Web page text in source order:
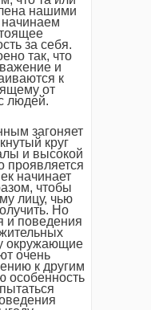
нашими
за себя.
так, что
и
к
от
людей.
загоняет
круг
и высокой
проявляется
начинает
чтобы
лицу, чью
Но
и поведения
окружающие
очень
к другим
особенность